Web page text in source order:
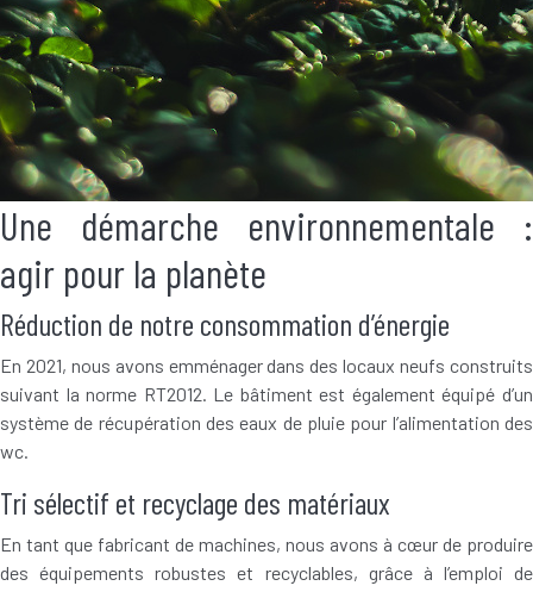
Une démarche environnementale :
agir pour la planète
Réduction de notre consommation d’énergie
En 2021, nous avons emménager dans des locaux neufs construits
suivant la norme RT2012. Le bâtiment est également équipé d’un
système de récupération des eaux de pluie pour l’alimentation des
wc.
Tri sélectif et recyclage des matériaux
En tant que fabricant de machines, nous avons à cœur de produire
des équipements robustes et recyclables, grâce à l’emploi de